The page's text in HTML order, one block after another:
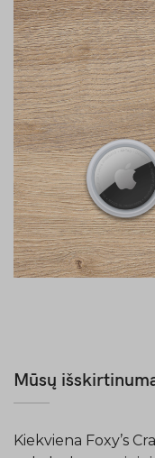
AirPods
Susikurk
Mūsų
Kiekviena Foxy’s